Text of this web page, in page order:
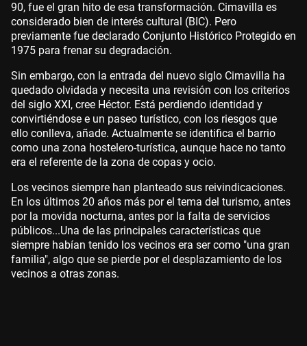
90, fue el gran hito de esa transformación. Cimavilla es
considerado bien de interés cultural (BIC). Pero
previamente fue declarado Conjunto Histórico Protegido en
1975 para frenar su degradación.
Sin embargo, con la entrada del nuevo siglo Cimavilla ha
quedado olvidada y necesita una revisión con los criterios
del siglo XXI, cree Héctor. Está perdiendo identidad y
convirtiéndose e un paseo turístico, con los riesgos que
ello conlleva, añade. Actualmente se identifica el barrio
como una zona hostelero-turística, aunque hace no tanto
era el referente de la zona de copas y ocio.
Los vecinos siempre han planteado sus reivindicaciones.
En los últimos 20 años más por el tema del turismo, antes
por la movida nocturna, antes por la falta de servicios
públicos...Una de las principales características que
siempre habían tenido los vecinos era ser como "una gran
familia", algo que se pierde por el desplazamiento de los
vecinos a otras zonas.